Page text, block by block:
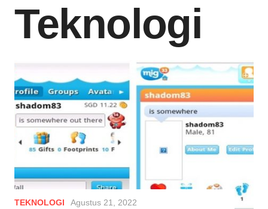
Teknologi
TEKNOLOGI Agustus 21, 2022